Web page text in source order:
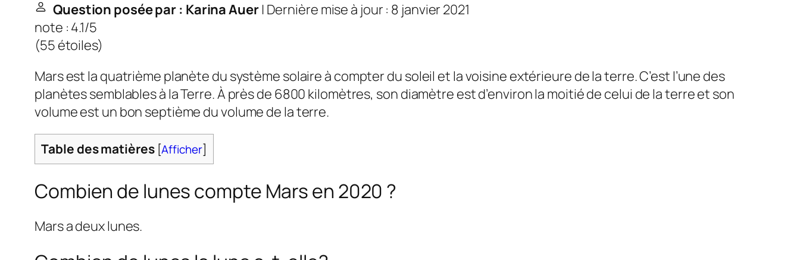
Question posée par : Karina Auer| Dernière mise à jour : 8 janvier 2021
note : 4.1/5
(55 étoiles)
Mars est la quatrième planète du système solaire à compter du soleil et la voisine extérieure de la terre. C’est l’une des
planètes semblables à la Terre. À près de 6800 kilomètres, son diamètre est d’environ la moitié de celui de la terre et son
volume est un bon septième du volume de la terre.
Table des matières [Afficher]
Combien de lunes compte Mars en 2020 ?
Mars a deux lunes.